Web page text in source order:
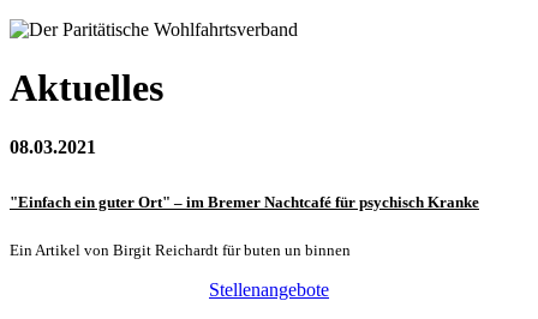
Aktuelles
08.03.2021
"Einfach ein guter Ort" – im Bremer Nachtcafé für psychisch Kranke
Ein Artikel von Birgit Reichardt für buten un binnen
Stellenangebote